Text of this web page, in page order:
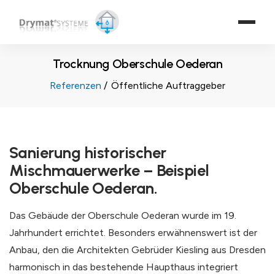
Trocknung Oberschule Oederan
Referenzen Öffentliche Auftraggeber
Sanierung historischer
Mischmauerwerke – Beispiel
Oberschule Oederan.
Das Gebäude der Oberschule Oederan wurde im 19.
Jahrhundert errichtet. Besonders erwähnenswert ist der
Anbau, den die Architekten Gebrüder Kiesling aus Dresden
harmonisch in das bestehende Haupthaus integriert